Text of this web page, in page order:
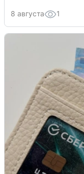
8 августа 1